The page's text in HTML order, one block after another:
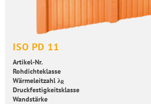
ISO PD 11
Artikel-​Nr.
Roh­dich­te­klas­se
Wär­me­leit­zahl λR
Druck­fes­tig­keits­klas­se
Wand­stär­ke